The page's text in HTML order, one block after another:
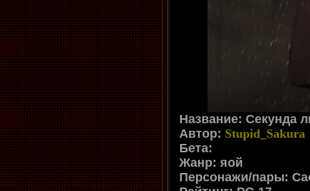
Название: Секунда
Автор: Stupid_Sakura
Бета:
Жанр: яой
Персонажи/пары: